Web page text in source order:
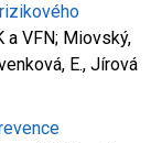
a VFN; Miovský,
E., Jírová